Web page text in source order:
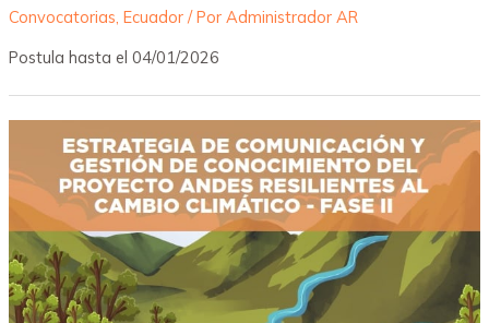
Convocatorias, Ecuador/ Por Administrador AR
Postula hasta el 04/01/2026